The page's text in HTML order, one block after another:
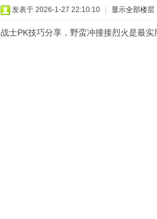
发表于 2026-1-27 22:10:10 显示全部楼层
战士PK技巧分享，野蛮冲撞接烈火是最实